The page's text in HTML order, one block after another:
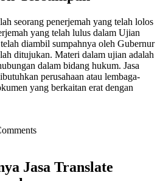
seorang penerjemah yang telah lolos
yang telah lulus dalam Ujian
diambil sumpahnya oleh Gubernur
ditujukan. Materi dalam ujian adalah
dalam bidang hukum. Jasa
perusahaan atau lembaga-
yang berkaitan erat dengan
Jasa Translate